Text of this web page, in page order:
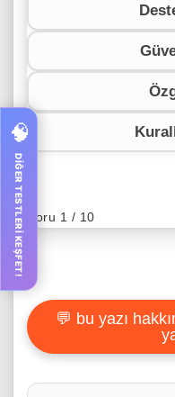
Soru 1 / 10
💬 bu yazı
🧠
DİĞER TESTLERİ KEŞFET!